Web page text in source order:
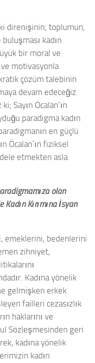
direnişinin; toplumun,
kadın
bir moral ve
motivasyonla
çözüm talebinin
devam edeceğiz.
Sayın Öcalan’ın
paradigma kadın
en güçlü
Öcalan’ın fiziksel
etmekten asla
olan
Kırımına İsyan
emeklerini, bedenlerini
zihniyet,
Kadına yönelik
gelmişken erkek
failleri cezasızlık
haklarını ve
Sözleşmesinden geri
kadına yönelik
kadın